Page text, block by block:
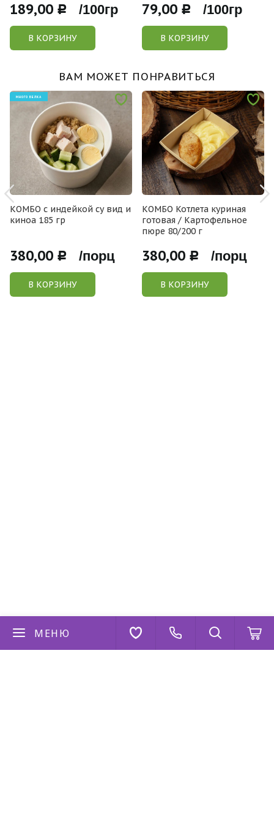
МЕНЮ
189,00 Р /100гр
В КОРЗИНУ
79,00 Р /100гр
В КОРЗИНУ
ВАМ МОЖЕТ ПОНРАВИТЬСЯ
МНОГО БЕЛКА
КОМБО с индейкой су вид и
киноа 185 гр
380,00 Р /порц
В КОРЗИНУ
КОМБО Котлета куриная
готовая / Картофельное
пюре 80/200 г
380,00 Р /порц
В КОРЗИНУ